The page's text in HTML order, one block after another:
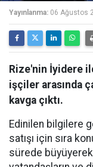
Yayınlanma: 06 Ağustos
Rize'nin İyidere
işçiler arasında
kavga çıktı.
Edinilen bilgilere
satışı için sıra
sürede